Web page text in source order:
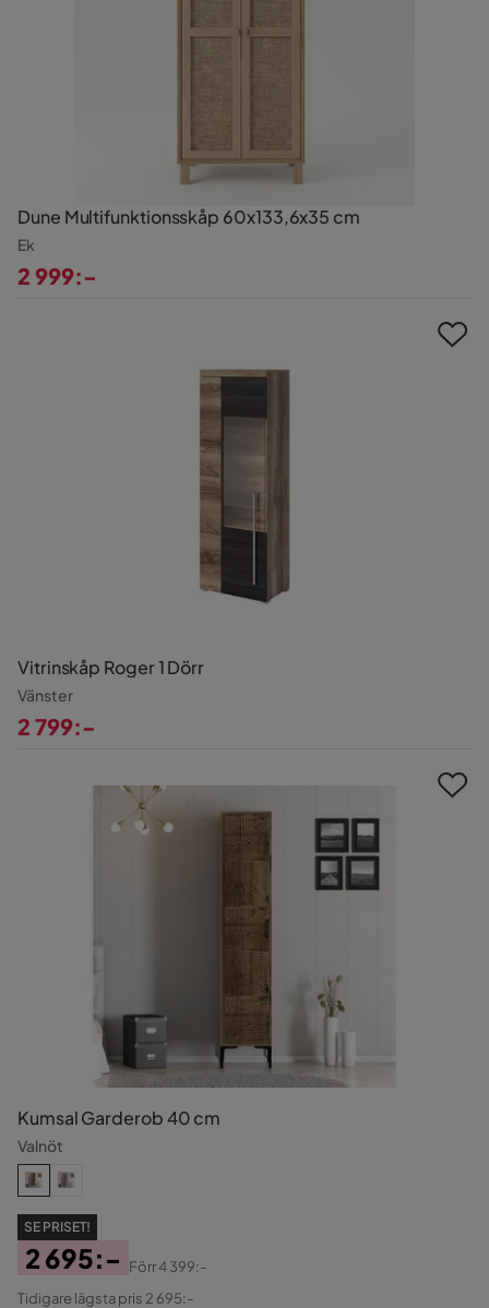
Dune Multifunktionsskåp 60x133,6x35 cm
Ek
2 999:-
Vitrinskåp Roger 1 Dörr
Vänster
2 799:-
Kumsal Garderob 40 cm
Valnöt
SE PRISET!
Pris
2 695:-
Original
Förr4 399:-
Tidigare lägsta pris 2 695:-